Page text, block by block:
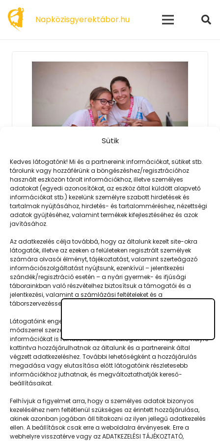
Sütik
Kedves látogatónk! Mi és a partnereink információkat, sütiket stb.
tárolunk vagy hozzáférünk a böngészéshez/regisztrációhoz
használt eszközön tárolt információkhoz, illetve személyes
adatokat (egyedi azonosítókat, az eszköz által küldött alapvető
információkat stb.) kezelünk személyre szabott hirdetések és
tartalmak nyújtásához, hirdetés- és tartalomméréshez, nézettségi
adatok gyűjtéséhez, valamint termékek kifejlesztéséhez és azok
javításához.
Az adatkezelés célja továbbá, hogy az általunk kezelt site-okra
látogatók, illetve az ezeken a felületeken regisztrált személyek
számára olvasói élményt, tájékoztatást, valamint szerteágazó
információszolgáltatást nyújtsunk, ezenkívül – jelentkezési
szándék/regisztráció esetén – a nyári gyermek- és ifjúsági
táborainkban való részvételhez biztosítsuk a támogatói és a
jelentkezési, valamint a számlázási feltételeket és a
táborszervezéssel kapcsolatos kommunikációt.
Látogatóink engedélyével mi és a partnereink eszközleolvasásos
módszerrel szerzett geolokációs adatokat és azonosítási
információkat is felhasználhatunk. Látogatóink a megfelelő helyre
kattintva hozzájárulhatnak az általunk és a partnereink által
végzett adatkezeléshez. További lehetőségként a hozzájárulás
megadása vagy elutasítása előtt látogatóink részletesebb
információkhoz juthatnak, és megváltoztathatják kereső-
beállításaikat.
Felhívjuk a figyelmet arra, hogy a személyes adatok bizonyos
kezeléséhez nem feltétlenül szükséges az érintett hozzájárulása,
akinek azonban jogában áll tiltakozni az ilyen jellegű adatkezelés
ellen. A beállítások csak erre a weboldalra érvényesek. Erre a
webhelyre visszatérve vagy az ADATKEZELÉSI TÁJÉKOZTATÓ,
Napközisgyerektábor.hu
2023. 02. 06.
A tábor után megszerettem
Kecskemétet is
A PEOPLE TEAM tematikus táborai
turnusonként 500 gyereknek adnak
tanulási és kikapcsolódási lehetőséget.
Xénia kifejtette,…
Napközisgyerektábor.hu
Navigáció
Táboringer
Egyveleg